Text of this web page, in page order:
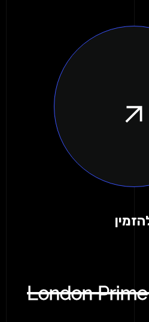
London